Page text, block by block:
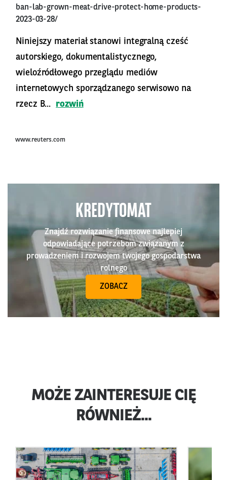
ban-lab-grown-meat-drive-protect-home-products-
2023-03-28/
Niniejszy materiał stanowi integralną cześć
autorskiego, dokumentalistycznego,
wieloźródłowego przeglądu mediów
internetowych sporządzanego serwisowo na
rzecz B...
rozwiń
www.reuters.com
KREDYTOMAT
Znajdź rozwiązanie finansowe najlepiej
odpowiadające potrzebom związanym z
prowadzeniem i rozwojem twojego gospodarstwa
rolnego
ZOBACZ
MOŻE ZAINTERESUJE CIĘ
RÓWNIEŻ...